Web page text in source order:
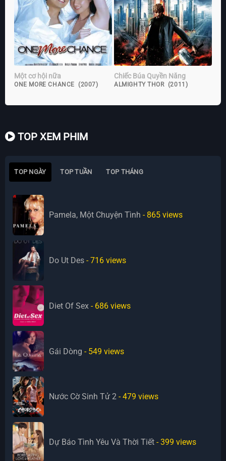
Một cơ hội nữa
ONE MORE CHANCE (2007)
Chiếc Búa Quyền Năng
ALMIGHTY THOR (2011)
TOP XEM PHIM
TOP NGÀY TOP TUẦN TOP THÁNG
Pamela, Một Chuyện Tình - 865 views
Do Ut Des - 716 views
Diet Of Sex - 686 views
Gái Dòng - 549 views
Nước Cờ Sinh Tử 2 - 479 views
Dự Báo Tình Yêu Và Thời Tiết - 399 views